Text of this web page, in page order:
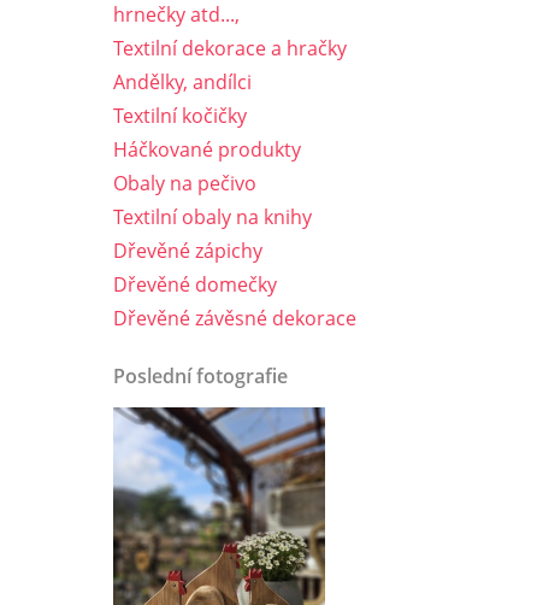
hrnečky atd...,
Textilní dekorace a hračky
Andělky, andílci
Textilní kočičky
Háčkované produkty
Obaly na pečivo
Textilní obaly na knihy
Dřevěné zápichy
Dřevěné domečky
Dřevěné závěsné dekorace
Poslední fotografie